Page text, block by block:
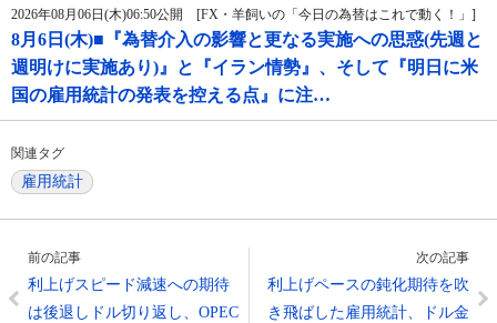
2026年08月06日(木)06:50公開 [FX・羊飼いの「今日の為替はこれで動く！」]
8月6日(木)■『為替介入の影響と更なる実施への思惑(先週と
週明けに実施あり)』と『イラン情勢』、そして『明日に米
国の雇用統計の発表を控える点』に注…
関連タグ
雇用統計
前の記事
利上げスピード減速への期待
は後退しドル切り返し、OPEC
次の記事
利上げペースの鈍化期待を吹
き飛ばした雇用統計、ドル金